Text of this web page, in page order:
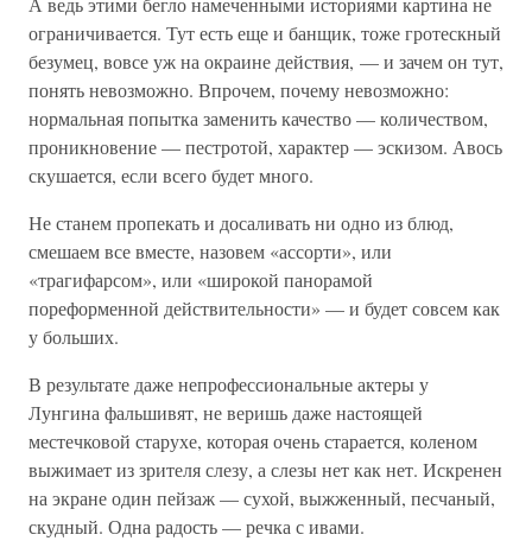
ограничивается. Тут есть еще и банщик, тоже гротескный
безумец, вовсе уж на окраине действия, — и зачем он тут,
понять невозможно. Впрочем, почему невозможно:
нормальная попытка заменить качество — количеством,
проникновение — пестротой, характер — эскизом. Авось
скушается, если всего будет много.
Не станем пропекать и досаливать ни одно из блюд,
смешаем все вместе, назовем «ассорти», или
«трагифарсом», или «широкой панорамой
пореформенной действительности» — и будет совсем как
у больших.
В результате даже непрофессиональные актеры у
Лунгина фальшивят, не веришь даже настоящей
местечковой старухе, которая очень старается, коленом
выжимает из зрителя слезу, а слезы нет как нет. Искренен
на экране один пейзаж — сухой, выжженный, песчаный,
скудный. Одна радость — речка с ивами.